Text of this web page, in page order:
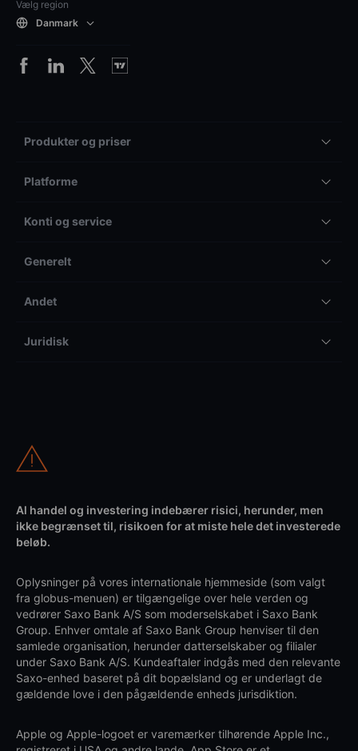
Vælg region
Danmark
Produkter og priser
Platforme
Konti og service
Generelt
Andet
Juridisk
Al handel og investering indebærer risici, herunder, men
ikke begrænset til, risikoen for at miste hele det investerede
beløb.
Oplysninger på vores internationale hjemmeside (som valgt
fra globus-menuen) er tilgængelige over hele verden og
vedrører Saxo Bank A/S som moderselskabet i Saxo Bank
Group. Enhver omtale af Saxo Bank Group henviser til den
samlede organisation, herunder datterselskaber og filialer
under Saxo Bank A/S. Kundeaftaler indgås med den relevante
Saxo-enhed baseret på dit bopælsland og er underlagt de
gældende love i den pågældende enheds jurisdiktion.
Apple og Apple-logoet er varemærker tilhørende Apple Inc.,